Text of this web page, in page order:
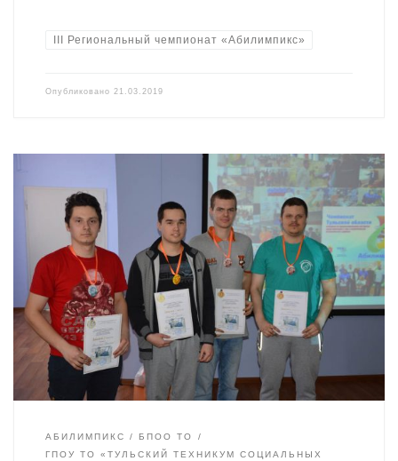
III Региональный чемпионат «Абилимпикс»
Опубликовано 21.03.2019
АБИЛИМПИКС
БПОО ТО
ГПОУ ТО «ТУЛЬСКИЙ ТЕХНИКУМ СОЦИАЛЬНЫХ